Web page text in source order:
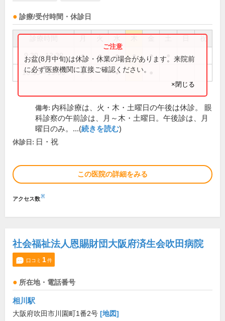
診療/受付時間・休診日
祝
9:30～12:30 ● ● ● ● ●
16:30～19:00 ● ●
お盆(8月中旬)は休診・休業の場合があります。来院前
に必ず医療機関に直接ご確認ください。
×閉じる
備考: 内科診療は、火・木・土曜日の午後は休診。 眼
科診察の午前診は、月～木・土曜日。午後診は、月
曜日のみ。...(続きを読む)
休診日: 日・祝
この医院の詳細をみる
アクセス数※
社会福祉法人恩賜財団大阪府済生会吹田病院
口コミ 1件
所在地・電話番号
相川駅
大阪府吹田市川園町1番2号 [地図]